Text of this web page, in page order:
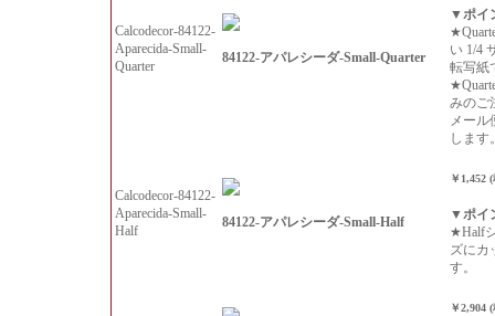
Calcodecor-84122-
Aparecida-Small-
Quarter
84122-アパレシーダ-Small-Quarter
▼ポイ
い 1/4
転写紙
みのご
メール
します
Calcodecor-84122-
Aparecida-Small-
Half
84122-アパレシーダ-Small-Half
￥1,452
▼ポイ
★Half
ズにカ
す。
￥2,904